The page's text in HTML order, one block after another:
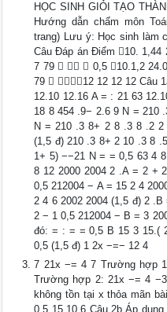
HỌC SINH GIỎI TẠO
Hướng dẫn chấm môn
trang) Lưu ý: Học sinh làm
Câu Đáp án Điểm 10.
7 79    0,5 10.1,2
79  12 12 12 12 Câu
12.10 12.16 A = : 21 63
18 8 454 .9− 2.6 9 N = 210
N = 210 .3 8+ 2 8 .3 8 .2
(1,5 đ) 210 .3 8+ 2 10 .3 8
1+ 5) −−21 N = = 0,5 63 4
8 12 2000 2004 2 .A = 2 +
0,5 212004 − A = 15 2 4
2 4 6 2002 2004 (1,5 đ) 2
2 − 1 0,5 212004 − B = 3
đó: = : = = 0,5 B 15 3 15.(
0,5 (1,5 đ) 1 2x −=− 12 4
7 21x −= 4 7 Trường hợp
Trường hợp 2: 21x −= 4
không tồn tại x thỏa mãn
0,5 15 10 6 Câu 2b Áp